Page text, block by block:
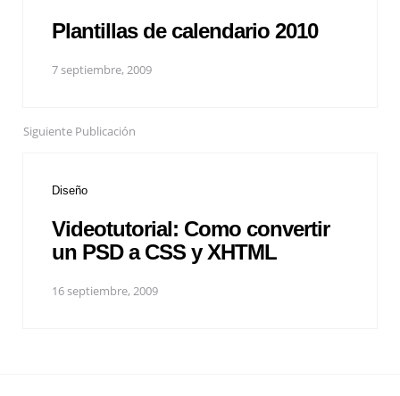
Plantillas de calendario 2010
7 septiembre, 2009
Siguiente Publicación
Diseño
Videotutorial: Como convertir
un PSD a CSS y XHTML
16 septiembre, 2009